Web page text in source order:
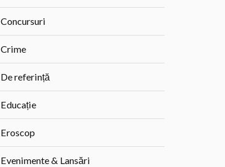
Concursuri
Crime
De referință
Educație
Eroscop
Evenimente & Lansări